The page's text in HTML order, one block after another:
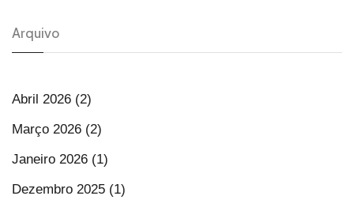
Arquivo
Abril 2026 (2)
Março 2026 (2)
Janeiro 2026 (1)
Dezembro 2025 (1)